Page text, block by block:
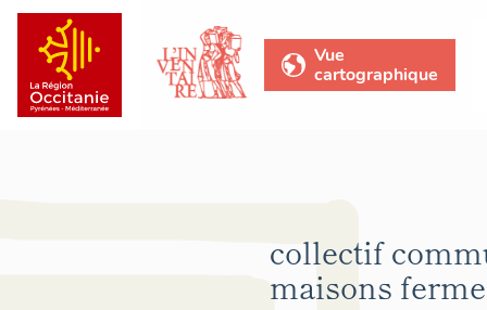
Vue
cartographique
collectif
maisons